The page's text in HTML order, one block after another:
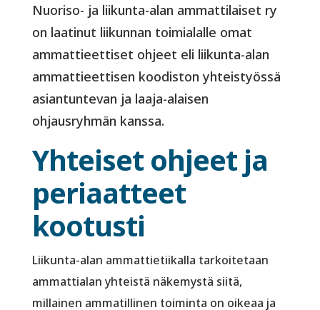
Nuoriso- ja liikunta-alan ammattilaiset ry
on laatinut liikunnan toimialalle omat
ammattieettiset ohjeet eli liikunta-alan
ammattieettisen koodiston yhteistyössä
asiantuntevan ja laaja-alaisen
ohjausryhmän kanssa.
Yhteiset ohjeet ja
periaatteet
kootusti
Liikunta-alan ammattietiikalla tarkoitetaan
ammattialan yhteistä näkemystä siitä,
millainen ammatillinen toiminta on oikeaa ja